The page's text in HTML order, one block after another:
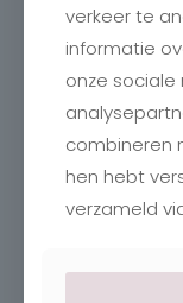
verkeer te
informatie
onze
combineren
hen hebt
verzameld